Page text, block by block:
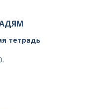
тетрадь